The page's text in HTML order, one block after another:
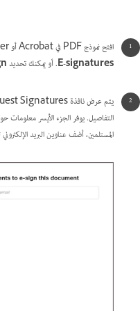
افتح نموذج PDF في Acrobat أو Acrobat Reader، ثم اختر
E-signatures. أو يمكنك تحديد
التفاصيل. يوفر الجزء الأيسر
المستلمين، أضف عناوين البريد